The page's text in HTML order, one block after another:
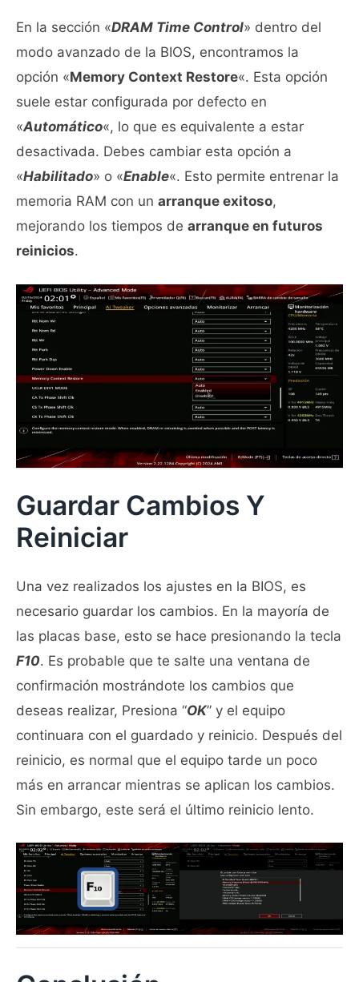
En la sección «DRAM Time Control» dentro del
modo avanzado de la BIOS, encontramos la
opción «Memory Context Restore«. Esta opción
suele estar configurada por defecto en
«Automático«, lo que es equivalente a estar
desactivada. Debes cambiar esta opción a
«Habilitado» o «Enable«. Esto permite entrenar la
memoria RAM con un arranque exitoso,
mejorando los tiempos de arranque en futuros
reinicios.
Guardar Cambios Y
Reiniciar
Una vez realizados los ajustes en la BIOS, es
necesario guardar los cambios. En la mayoría de
las placas base, esto se hace presionando la tecla
F10. Es probable que te salte una ventana de
confirmación mostrándote los cambios que
deseas realizar, Presiona “OK” y el equipo
continuara con el guardado y reinicio. Después del
reinicio, es normal que el equipo tarde un poco
más en arrancar mientras se aplican los cambios.
Sin embargo, este será el último reinicio lento.